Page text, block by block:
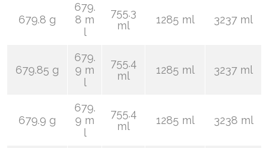
679.8 g
679.
8 m
l
755.3
ml
1285 ml 3237 ml
679.85 g
679.
9 m
l
755.4
ml
1285 ml 3237 ml
679.9 g
679.
9 m
l
755.4
ml
1285 ml 3238 ml